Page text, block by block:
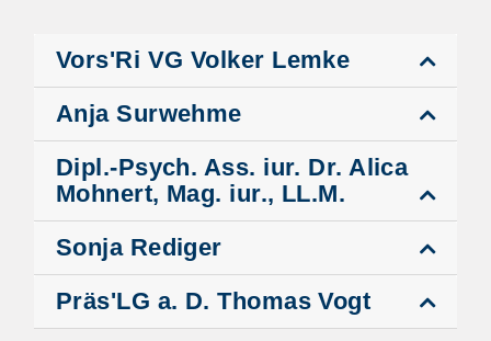
Vors'Ri VG Volker Lemke
Anja Surwehme
Dipl.-Psych. Ass. iur. Dr. Alica
Mohnert, Mag. iur., LL.M.
Sonja Rediger
Präs'LG a. D. Thomas Vogt